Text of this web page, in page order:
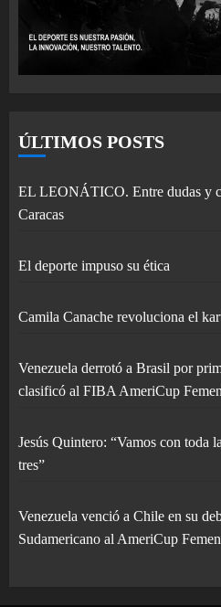
ÚLTIMOS POSTS
EL LEONÁTICO. Entre dudas y
Caracas
El deporte impuso su ética
Camila Canache revoluciona el
Venezuela derrotó a Brasil por
clasificó al FIBA AmeriCup
Jesús Quintero: “Vamos con toda
tres”
Venezuela venció a Chile en su
Sudamericano al AmeriCup